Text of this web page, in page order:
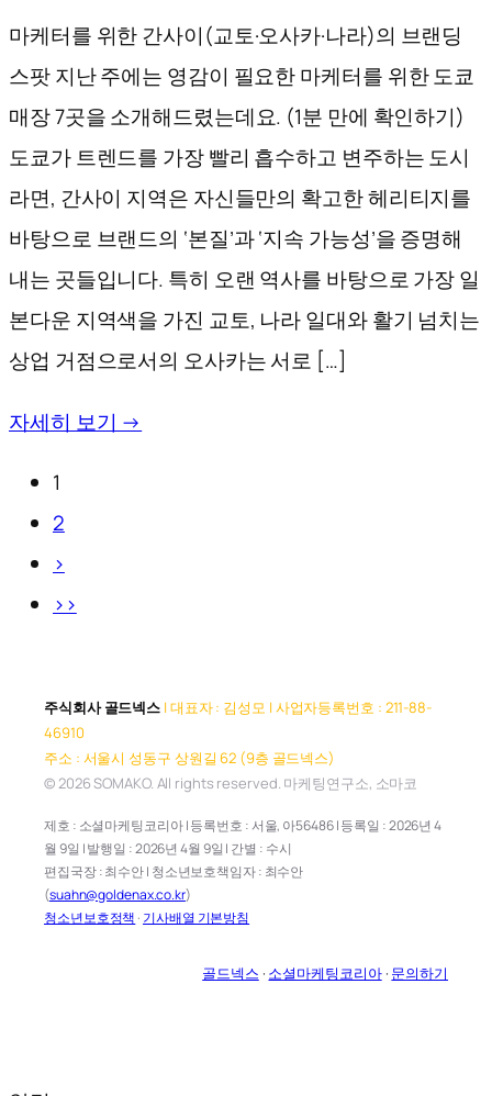
마케터를 위한 간사이(교토·오사카·나라)의 브랜딩
스팟 지난 주에는 영감이 필요한 마케터를 위한 도쿄
매장 7곳을 소개해드렸는데요. (1분 만에 확인하기)
도쿄가 트렌드를 가장 빨리 흡수하고 변주하는 도시
라면, 간사이 지역은 자신들만의 확고한 헤리티지를
바탕으로 브랜드의 ‘본질’과 ‘지속 가능성’을 증명해
내는 곳들입니다. 특히 오랜 역사를 바탕으로 가장 일
본다운 지역색을 가진 교토, 나라 일대와 활기 넘치는
상업 거점으로서의 오사카는 서로 […]
자세히 보기 →
1
2
>
>>
주식회사 골드넥스 | 대표자 : 김성모 | 사업자등록번호 : 211-88-
46910
주소 : 서울시 성동구 상원길 62 (9층 골드넥스)
© 2026 SOMAKO. All rights reserved. 마케팅연구소, 소마코
제호 : 소셜마케팅코리아 | 등록번호 : 서울, 아56486 | 등록일 : 2026년 4
월 9일 | 발행일 : 2026년 4월 9일 | 간별 : 수시
편집국장 : 최수안 | 청소년보호책임자 : 최수안
(suahn@goldenax.co.kr)
청소년보호정책 · 기사배열 기본방침
골드넥스 · 소셜마케팅코리아· 문의하기